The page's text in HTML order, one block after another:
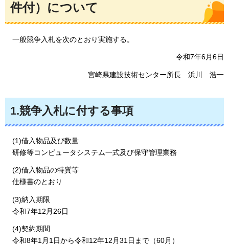
件付）について
一般競争入札を次のとおり実施する。
令和7年6月6日
宮崎県建設技術センター所長 浜川 浩一
1.競争入札に付する事項
(1)借入物品及び数量
研修等コンピュータシステム一式及び保守管理業務
(2)借入物品の特質等
仕様書のとおり
(3)納入期限
令和7年12月26日
(4)契約期間
令和8年1月1日から令和12年12月31日まで（60月）